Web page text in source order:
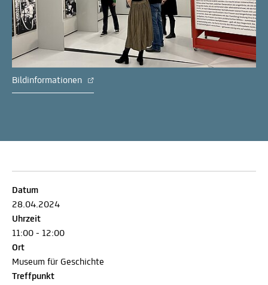
Bildinformationen
Datum
28.04.2024
Uhrzeit
11:00 - 12:00
Ort
Museum für Geschichte
Treffpunkt